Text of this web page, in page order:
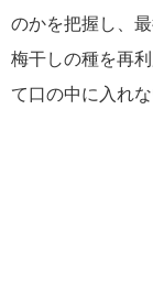
のかを把握し、
梅干しの種を再
て口の中に入れ